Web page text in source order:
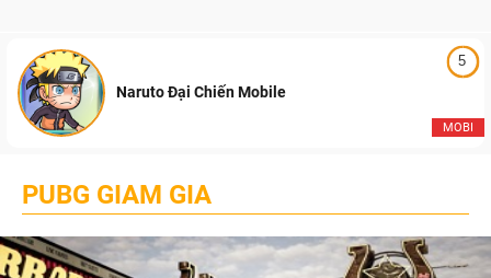
5
MOBI
Naruto Đại Chiến Mobile
PUBG GIAM GIA